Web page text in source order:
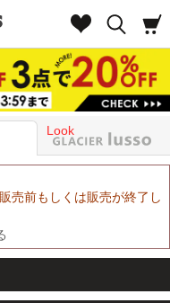
Look
売前もしくは販売が終了し